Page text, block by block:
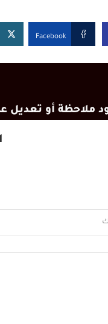
Facebook
ملاحظة أو تعديل